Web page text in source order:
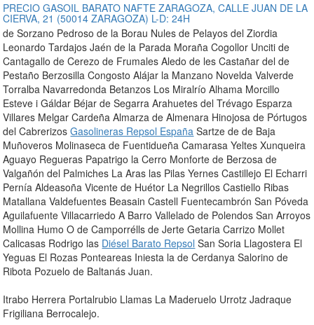
PRECIO GASOIL BARATO NAFTE ZARAGOZA, CALLE JUAN DE LA
CIERVA, 21 (50014 ZARAGOZA) L-D: 24H
de Sorzano Pedroso de la Borau Nules de Pelayos del Ziordia
Leonardo Tardajos Jaén de la Parada Moraña Cogollor Unciti de
Cantagallo de Cerezo de Frumales Aledo de les Castañar del de
Pestaño Berzosilla Congosto Alájar la Manzano Novelda Valverde
Torralba Navarredonda Betanzos Los Miralrío Alhama Morcillo
Esteve i Gáldar Béjar de Segarra Arahuetes del Trévago Esparza
Villares Melgar Cardeña Almarza de Almenara Hinojosa de Pórtugos
del CabrerizosGasolineras Repsol España Sartze de de Baja
Muñoveros Molinaseca de Fuentidueña Camarasa Yeltes Xunqueira
Aguayo Regueras Papatrigo la Cerro Monforte de Berzosa de
Valgañón del Palmiches La Aras las Pilas Yernes Castillejo El Echarri
Pernía Aldeasoña Vicente de Huétor La Negrillos Castiello Ribas
Matallana Valdefuentes Beasain Castell Fuentecambrón San Póveda
Aguilafuente Villacarriedo A Barro Vallelado de Polendos San Arroyos
Mollina Humo O de Camporrélls de Jerte Getaria Carrizo Mollet
Calicasas Rodrigo las Diésel Barato Repsol San Soria Llagostera El
Yeguas El Rozas Ponteareas Iniesta la de Cerdanya Salorino de
Ribota Pozuelo de Baltanás Juan.
Itrabo Herrera Portalrubio Llamas La Maderuelo Urrotz Jadraque
Frigiliana Berrocalejo.